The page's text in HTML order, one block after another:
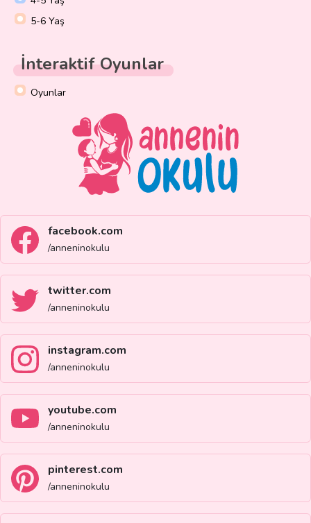
5-6 Yaş
İnteraktif Oyunlar
Oyunlar
facebook.com
/anneninokulu
twitter.com
/anneninokulu
instagram.com
/anneninokulu
youtube.com
/anneninokulu
pinterest.com
/anneninokulu